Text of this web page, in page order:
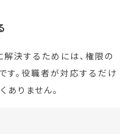
決するためには、権限の
す。役職者が対応するだけ
ありません。